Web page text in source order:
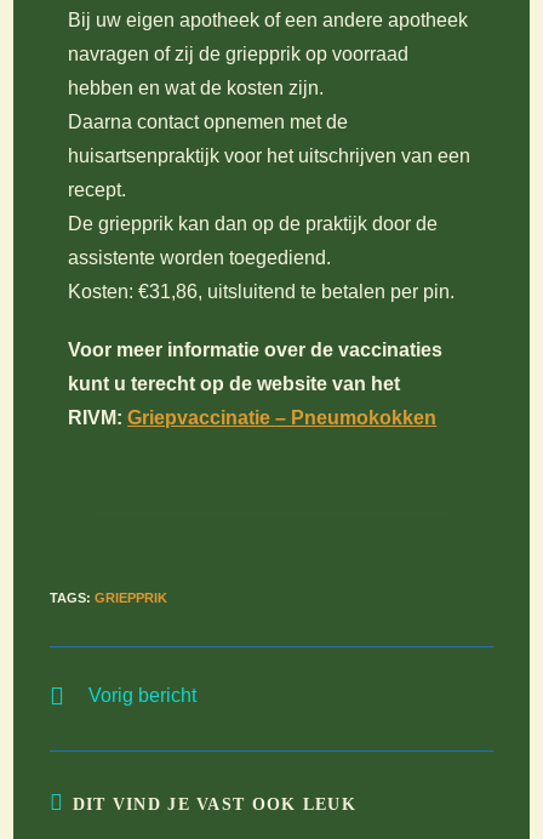
Bij uw eigen apotheek of een andere apotheek
navragen of zij de griepprik op voorraad
hebben en wat de kosten zijn.
Daarna contact opnemen met de
huisartsenpraktijk voor het uitschrijven van een
recept.
De griepprik kan dan op de praktijk door de
assistente worden toegediend.
Kosten: €31,86, uitsluitend te betalen per pin.
Voor meer informatie over de vaccinaties
kunt u terecht op de website van het
RIVM:Griepvaccinatie– Pneumokokken
TAGS:GRIEPPRIK
Lees
Vorig bericht
DIT VIND JE VAST OOK LEUK